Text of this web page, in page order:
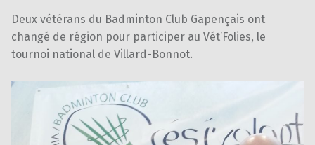
Deux vétérans du Badminton Club Gapençais ont
changé de région pour participer au Vét’Folies, le
tournoi national de Villard-Bonnot.